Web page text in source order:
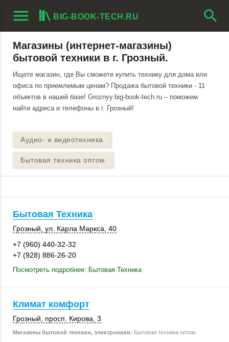
menu BIG-BOOK-TECH.RU search
Магазины (интернет-магазины)
бытовой техники в г. Грозный.
Ищете магазин, где Вы сможете купить технику для дома или
офиса по приемлемым ценам? Продажа бытовой техники - 11
объектов в нашей базе! Groznyy.big-book-tech.ru – поможем
найти адреса и телефоны в г. Грозный!
Аудио- и видеотехника
Бытовая техника оптом
Бытовая Техника
Грозный , ул. Карла Маркса, 40
+7 (960) 440-32-32
+7 (928) 886-26-20
Посмотреть подробнее: Бытовая Техника
Климат комфорт
Грозный просп. Кирова, 3
Магазины бытовой техники, электроники: Бытовая техника оптом